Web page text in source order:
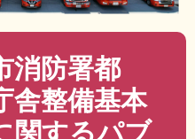
リックコメントの結果
消防署都
舎整備基本
関するパブ